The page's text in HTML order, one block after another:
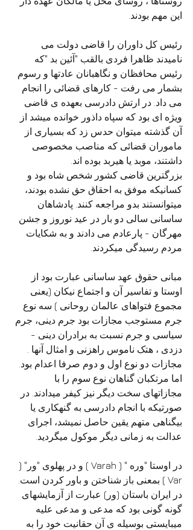
این مهم بودند.
رئیس کل داوران را قاضی دولت می
نامیدند ظاهرا فردی بالقب "آئین بد "که
رئیس محافظان و نگاهبانان عادتها و رسوم
بشمار می رفت - کارهای قضائی را انجام
می داد. در ارتش دادرسی بعهده ی قاضی
ویژه ای بود که سپاه داذور خوانده میشد از
آن گذشته میتوان حدس زد که بسیاری از
ماموران قضائی که مناصب مخصوصی
داشتند، موبد یا هیربد بوده اند.
بزرگترین قاضی کشور شخص شاه بود و
کسانیکه موفق به احقاق حق نشده بودند،
میتوانستند بدو مراجعه کنند. پادشاهان
ساسانی سالی دو بار در عید نوروز و جشن
مهرگان - پارعادم می دادند و به شکایات
مردم رسیدگی میکردند.
مبانی حقوق عهد ساسانی عبارت بود از
اوستا و تفاسیر آن و اجتماع نیکان (یعنی
مجموع فتواهای عالمان روحانی ) سه نوع
جرم مستوجب مجازات بود جرم دینی، جرم
سیاسی و جرم نسبت به برادران دینی -
دزدی ، هتک ناموس راهزنی و امثال آنها .
مجازات دو نوع اول و دوم صرفا اعدام بود.
اما مرتکبان گناهان نوع سوم را با
مجازاتهای سخت دیگر نیز کیفر میدادند. در
صورتیکه با انجام دادرسی به گنهکاری یا
بیگناهی متهم یقین حاصل نمیشد، اجرای
عدالت به زمانی دیگر موکول میگردید.
در اوستا "وره " ( Varah ) و در پهلوی "ور" (
Var ) بمعنی باز شناختن و باور کردن است.
در ایران باستان (ور) عبارت از آزمایشهای
گونه گونی بود که مدعی و مدعی علیه
میبایستی بوسیله ی آن حقانیت خود را به